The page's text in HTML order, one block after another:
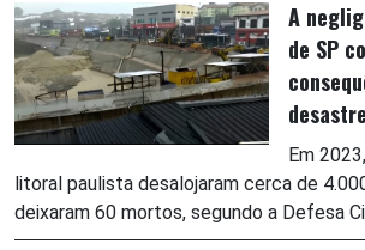
A
de SP
Em
litoral paulista desalojaram cerca de
deixaram 60 mortos, segundo a Defesa